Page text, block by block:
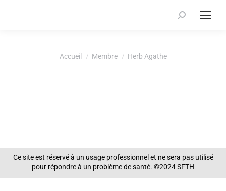
Recherche
Accueil Membre Herb Agathe
Ce site est réservé à un usage professionnel et ne sera pas utilisé
pour répondre à un problème de santé. ©2024 SFTH